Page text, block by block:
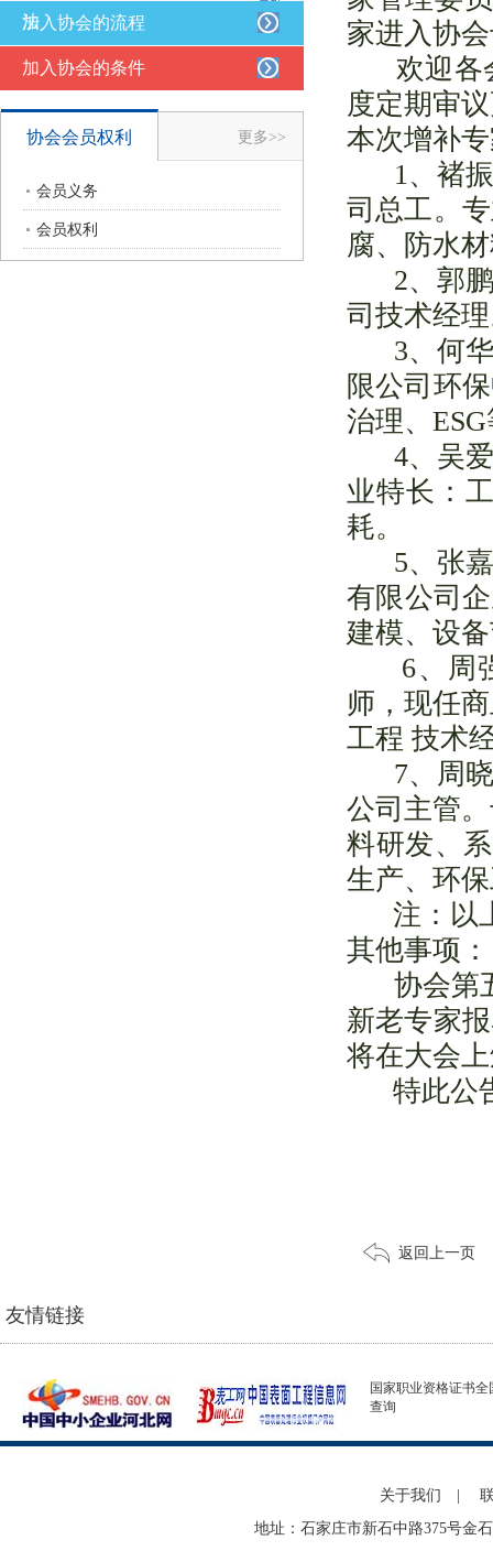
法
加入协会的流程
加入协会的条件
协会会员权利 更多>>
会员义务
会员权利
家进入协
欢迎各
度定期审
本次增补
1、褚
司总工。
腐、防水
2、郭
司技术经
3、何
限公司环
治理、
4、吴
业特长：
耗。
5、张
有限公司
建模、设
6、周
师，现任
工程 技术
7、周
公司主管
料研发、
生产、环
注：以
其他事项：​
协会第
新老专家
将在大会
特此公
返回上一页
友情链接
国家职业资格证书全
查询
关于我们
地址：石家庄市新石中路375号金